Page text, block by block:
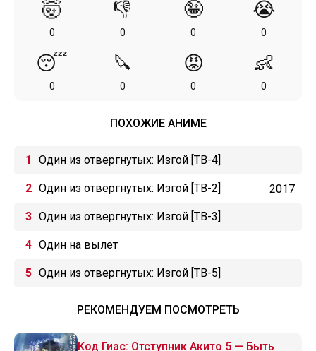
🤯
0
👎
0
🤪
0
😭
0
😴
0
🔪
0
😡
0
👶
0
ПОХОЖИЕ АНИМЕ
Один из отвергнутых: Изгой [ТВ-4]
Один из отвергнутых: Изгой [ТВ-2] 2017
Один из отвергнутых: Изгой [ТВ-3]
Один на вылет
Один из отвергнутых: Изгой [ТВ-5]
РЕКОМЕНДУЕМ ПОСМОТРЕТЬ
Код Гиас: Отступник Акито 5 — Быть